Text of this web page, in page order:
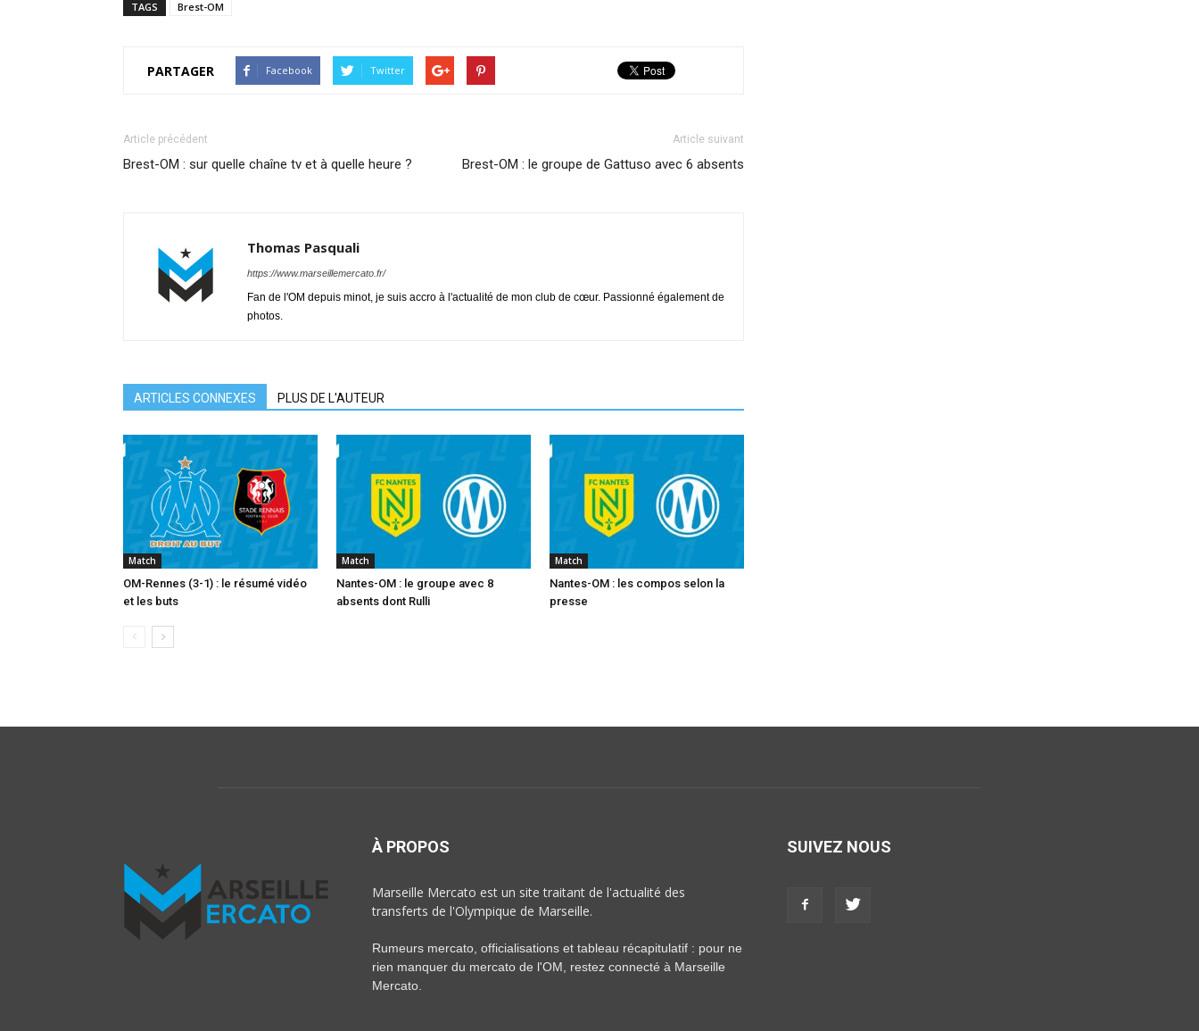
TAGS Brest-OM
PARTAGER Facebook Twitter
Article précédent
Brest-OM : sur quelle chaîne tv et à quelle heure ?
Article suivant
Brest-OM : le groupe de Gattuso avec 6 absents
Thomas Pasquali
https://www.marseillemercato.fr/
Fan de l'OM depuis minot, je suis accro à l'actualité de mon club de cœur. Passionné également de
photos.
ARTICLES CONNEXES PLUS DE L'AUTEUR
Match
OM-Rennes (3-1) : le résumé vidéo
et les buts
Match
Nantes-OM : le groupe avec 8
absents dont Rulli
Match
Nantes-OM : les compos selon la
presse
À PROPOS
Marseille Mercato est un site traitant de l'actualité des
transferts de l'Olympique de Marseille.
Rumeurs mercato, officialisations et tableau récapitulatif : pour ne
rien manquer du mercato de l'OM, restez connecté à Marseille
Mercato.
SUIVEZ NOUS